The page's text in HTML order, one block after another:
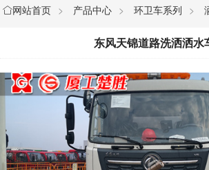
网站首页 > 产品中心 > 环卫车系列 >
东风天锦道路洗洒洒水